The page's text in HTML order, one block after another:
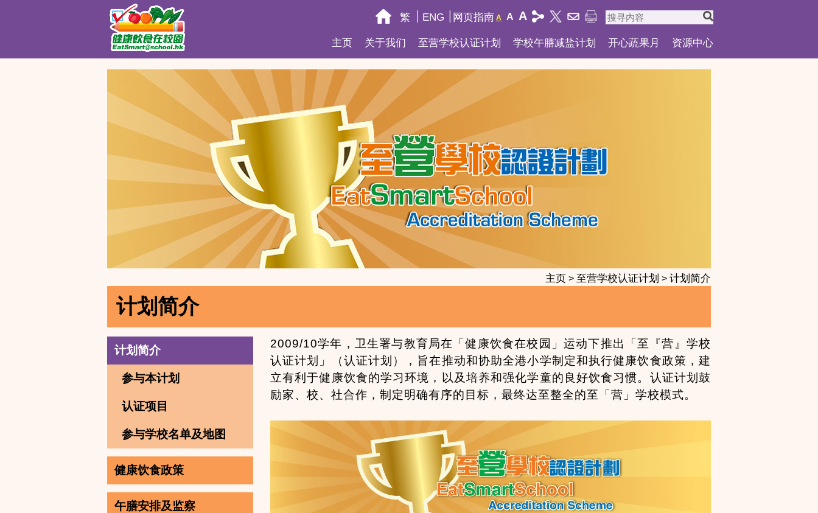
繁 ENG 网页指南 A A A
主页 关于我们 至营学校认证计划 学校午膳减盐计划 开心蔬果月 资源中心
主页 > 至营学校认证计划 > 计划简介
计划简介
计划简介
参与本计划
认证项目
参与学校名单及地图
健康饮食政策
午膳安排及监察
2009/10学年，卫生署与教育局在「健康饮食在校园」运动下推出「至『营』学校
认证计划」（认证计划），旨在推动和协助全港小学制定和执行健康饮食政策，建
立有利于健康饮食的学习环境，以及培养和强化学童的良好饮食习惯。认证计划鼓
励家、校、社合作，制定明确有序的目标，最终达至整全的至「营」学校模式。